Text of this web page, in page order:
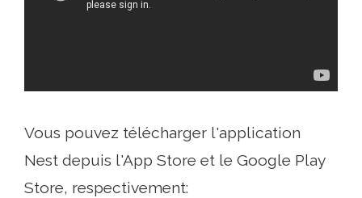
Vous pouvez télécharger l'application
Nest depuis l'App Store et le Google Play
Store, respectivement: